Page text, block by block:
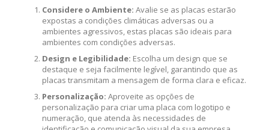
Considere o Ambiente: Avalie se as placas estarão
expostas a condições climáticas adversas ou a
ambientes agressivos, estas placas são ideais para
ambientes com condições adversas.
Design e Legibilidade: Escolha um design que se
destaque e seja facilmente legível, garantindo que as
placas transmitam a mensagem de forma clara e eficaz.
Personalização: Aproveite as opções de
personalização para criar uma placa com logotipo e
numeração, que atenda às necessidades de